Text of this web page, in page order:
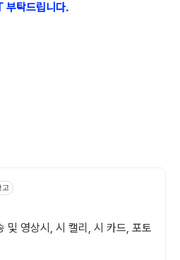
부탁드립니다.
고
및 영상시, 시 캘리, 시 카드, 포토